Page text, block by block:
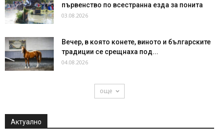
първенство по всестранна езда за понита
03.08.2026
Вечер, в която конете, виното и българските
традиции се срещнаха под...
04.08.2026
още
Актуално